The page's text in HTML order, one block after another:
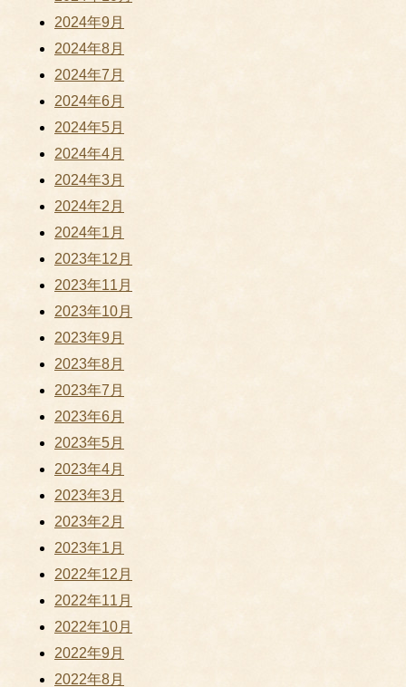
2024年9月
2024年8月
2024年7月
2024年6月
2024年5月
2024年4月
2024年3月
2024年2月
2024年1月
2023年12月
2023年11月
2023年10月
2023年9月
2023年8月
2023年7月
2023年6月
2023年5月
2023年4月
2023年3月
2023年2月
2023年1月
2022年12月
2022年11月
2022年10月
2022年9月
2022年8月